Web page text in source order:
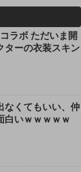
ラボ ただいま開
ターの衣装スキン
なくてもいい、仲
白いｗｗｗｗｗ